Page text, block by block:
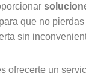
para que no
sin
ofrecerte un